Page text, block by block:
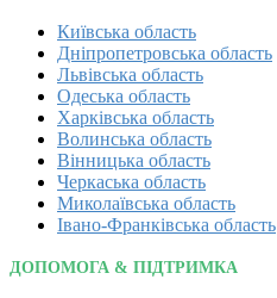
Київська область
Дніпропетровська область
Львівська область
Одеська область
Харківська область
Волинська область
Вінницька область
Черкаська область
Миколаївська область
Івано-Франківська область
ДОПОМОГА & ПІДТРИМКА